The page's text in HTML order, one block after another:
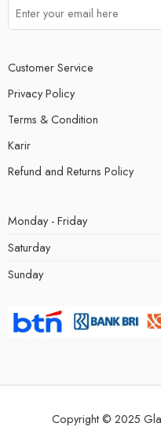
Customer Service
Privacy Policy
Terms & Condition
Karir
Refund and Returns Policy
Monday - Friday
Saturday
Sunday
Copyright © 2025